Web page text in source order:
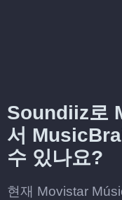
Soundiiz로
서
수 있나요?
현재 Movistar